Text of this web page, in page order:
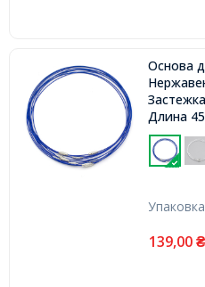
Основа
Длина
139,00 ₴